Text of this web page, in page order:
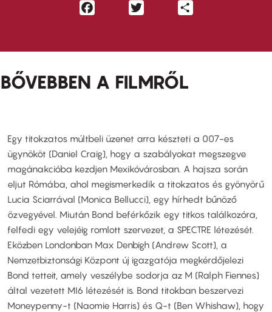
Facebook
BŐVEBBEN A FILMRŐL
Egy titokzatos múltbeli üzenet arra készteti a 007-es
ügynököt (Daniel Craig), hogy a szabályokat megszegve
magánakcióba kezdjen Mexikóvárosban. A hajsza során
eljut Rómába, ahol megismerkedik a titokzatos és gyönyörű
Lucia Sciarrával (Monica Bellucci), egy hírhedt bűnöző
özvegyével. Miután Bond beférkőzik egy titkos találkozóra,
felfedi egy velejéig romlott szervezet, a SPECTRE létezését.
Eközben Londonban Max Denbigh (Andrew Scott), a
Nemzetbiztonsági Központ új igazgatója megkérdőjelezi
Bond tetteit, amely veszélybe sodorja az M (Ralph Fiennes)
által vezetett MI6 létezését is. Bond titokban beszervezi
Moneypenny-t (Naomie Harris) és Q-t (Ben Whishaw), hogy